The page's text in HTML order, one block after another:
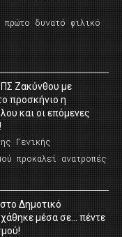
δυνατό φιλικό
Ζακύνθου με
προσκήνιο η
και οι επόμενες
Γενικής
προκαλεί ανατροπές
Δημοτικό
μέσα σε… πέντε